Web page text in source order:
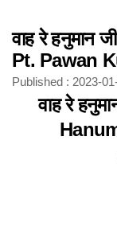
वाह रे हनुमान
Pt. Pawan
Published : 2023-
वाह रे